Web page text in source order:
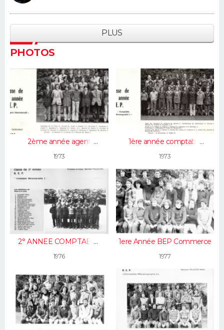
PLUS
PHOTOS
2ème année agent
administratif
1973
1ère année comptable
mécanographe
1973
2° ANNEE COMPTABLE
MECANOGRAPHE
1976
1ere Année BEP Commerce
1977